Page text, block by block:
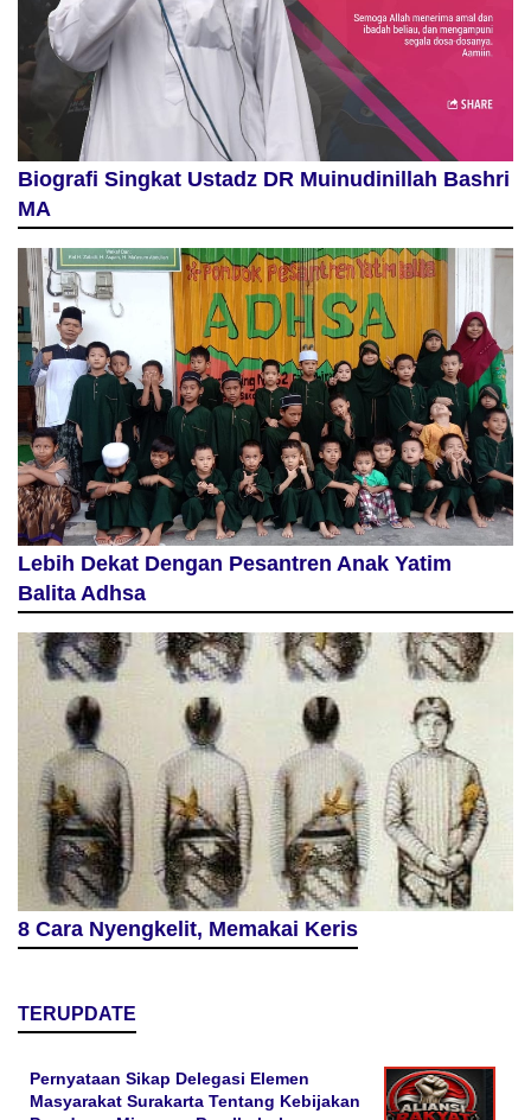
Biografi Singkat Ustadz DR Muinudinillah Bashri
MA
Lebih Dekat Dengan Pesantren Anak Yatim
Balita Adhsa
8 Cara Nyengkelit, Memakai Keris
TERUPDATE
Pernyataan Sikap Delegasi Elemen
Masyarakat Surakarta Tentang Kebijakan